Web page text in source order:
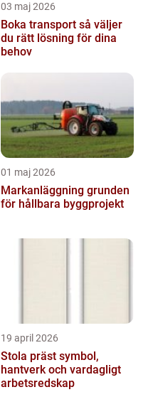
03 maj 2026
Boka transport så väljer
du rätt lösning för dina
behov
01 maj 2026
Markanläggning grunden
för hållbara byggprojekt
19 april 2026
Stola präst symbol,
hantverk och vardagligt
arbetsredskap